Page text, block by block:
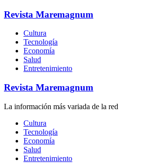
Revista Maremagnum
Cultura
Tecnología
Economía
Salud
Entretenimiento
Revista Maremagnum
La información más variada de la red
Cultura
Tecnología
Economía
Salud
Entretenimiento